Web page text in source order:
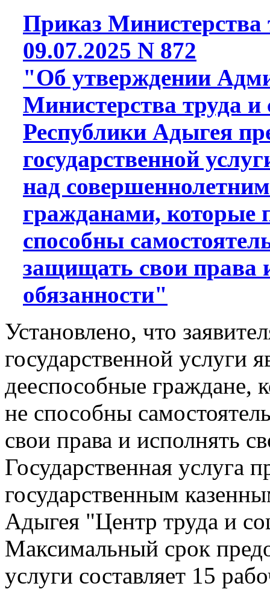
Приказ Министерства
09.07.2025 N 872
"Об утверждении
Министерства труда и
Республики Адыгея
государственной
над
гражданами, которые
способны
защищать свои права
обязанности"
Установлено, что
государственной услуги
дееспособные граждане,
не способны
свои права и исполнять
Государственная услуга
государственным
Адыгея "Центр труда и
Максимальный срок
услуги составляет 15